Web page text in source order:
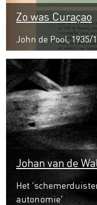
Zo was Curaçao
John de Pool, 1935/
Johan van de
Het
autonomie’